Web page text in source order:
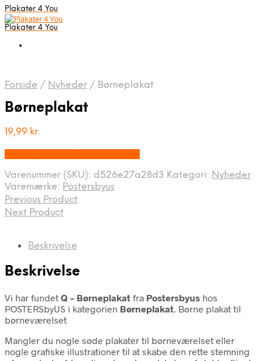
Plakater 4 You
Plakater 4 You
Forside / Nyheder / Børneplakat
Børneplakat
19,99 kr.
Varenummer (SKU): d526e27a28d3 Kategori: Nyheder
Varemærke: Postersbyus
Previous Product
Next Product
Beskrivelse
Beskrivelse
Vi har fundet Q – Børneplakat fra Postersbyus hos
POSTERSbyUS i kategorien Børneplakat. Børne plakat til
børneværelset
Mangler du nogle søde plakater til børneværelset eller
nogle grafiske illustrationer til at skabe den rette stemning